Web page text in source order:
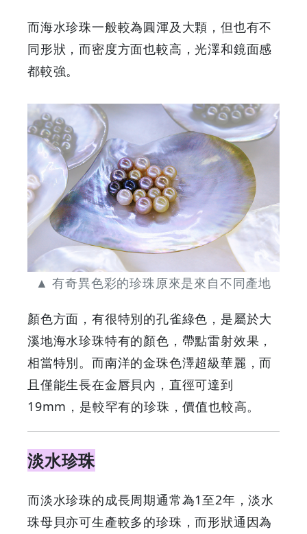
Grab
Your
Coupons
Discounts
而海水珍珠一般較為圓渾及大顆，但也有不
同形狀，而密度方面也較高，光澤和鏡面感
都較強。
▲ 有奇異色彩的珍珠原來是來自不同產地
顏色方面，有很特別的孔雀綠色，是屬於大
溪地海水珍珠特有的顏色，帶點雷射效果，
相當特別。而南洋的金珠色澤超級華麗，而
且僅能生長在金唇貝內，直徑可達到
19mm，是較罕有的珍珠，價值也較高。
淡水珍珠
而淡水珍珠的成長周期通常為1至2年，淡水
珠母貝亦可生產較多的珍珠，而形狀通因為